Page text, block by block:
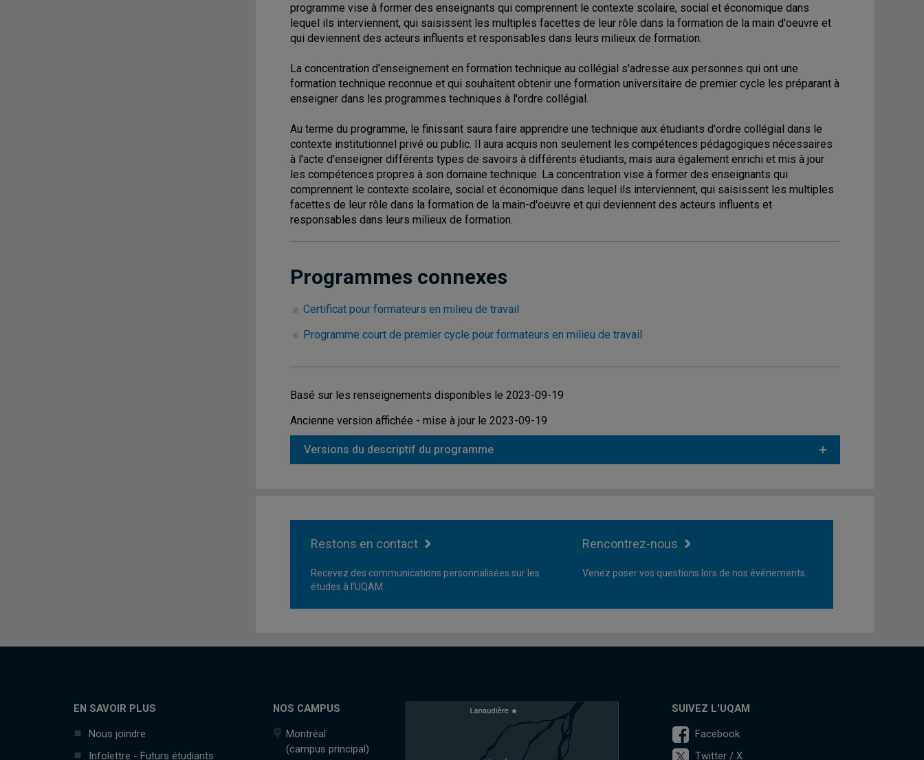
programme vise à former des enseignants qui comprennent le contexte scolaire, social et économique dans
lequel ils interviennent, qui saisissent les multiples facettes de leur rôle dans la formation de la main d'oeuvre et
qui deviennent des acteurs influents et responsables dans leurs milieux de formation.
La concentration d'enseignement en formation technique au collégial s'adresse aux personnes qui ont une
formation technique reconnue et qui souhaitent obtenir une formation universitaire de premier cycle les préparant à
enseigner dans les programmes techniques à l'ordre collégial.
Au terme du programme, le finissant saura faire apprendre une technique aux étudiants d'ordre collégial dans le
contexte institutionnel privé ou public. Il aura acquis non seulement les compétences pédagogiques nécessaires
à l'acte d'enseigner différents types de savoirs à différents étudiants, mais aura également enrichi et mis à jour
les compétences propres à son domaine technique. La concentration vise à former des enseignants qui
comprennent le contexte scolaire, social et économique dans lequel ils interviennent, qui saisissent les multiples
facettes de leur rôle dans la formation de la main-d'oeuvre et qui deviennent des acteurs influents et
responsables dans leurs milieux de formation.
Programmes connexes
Certificat pour formateurs en milieu de travail
Programme court de premier cycle pour formateurs en milieu de travail
Basé sur les renseignements disponibles le 2023-09-19
Ancienne version affichée - mise à jour le 2023-09-19
Versions du descriptif du programme
Restons en contact
Recevez des communications personnalisées sur les
études à l'UQAM.
Rencontrez-nous
Venez poser vos questions lors de nos événements.
EN SAVOIR PLUS
Nous joindre
Infolettre - Futurs étudiants
NOS CAMPUS
Montréal
(campus principal)
SUIVEZ L'UQAM
Facebook
Twitter / X